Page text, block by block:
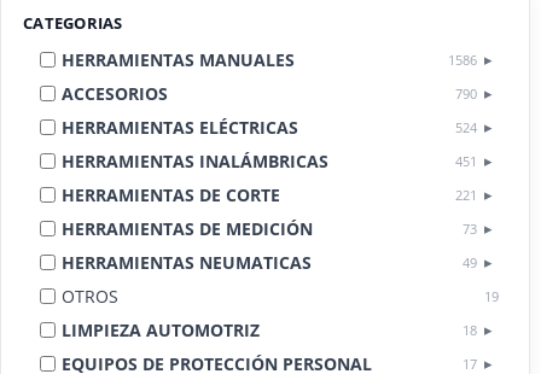
CATEGORIAS
HERRAMIENTAS MANUALES 1586
ACCESORIOS 790
HERRAMIENTAS ELÉCTRICAS 524
HERRAMIENTAS INALÁMBRICAS 451
HERRAMIENTAS DE CORTE 221
HERRAMIENTAS DE MEDICIÓN 73
HERRAMIENTAS NEUMATICAS 49
OTROS 19
LIMPIEZA AUTOMOTRIZ 18
EQUIPOS DE PROTECCIÓN PERSONAL 17